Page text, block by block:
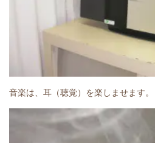
音楽は、耳（聴覚）を楽しませます。